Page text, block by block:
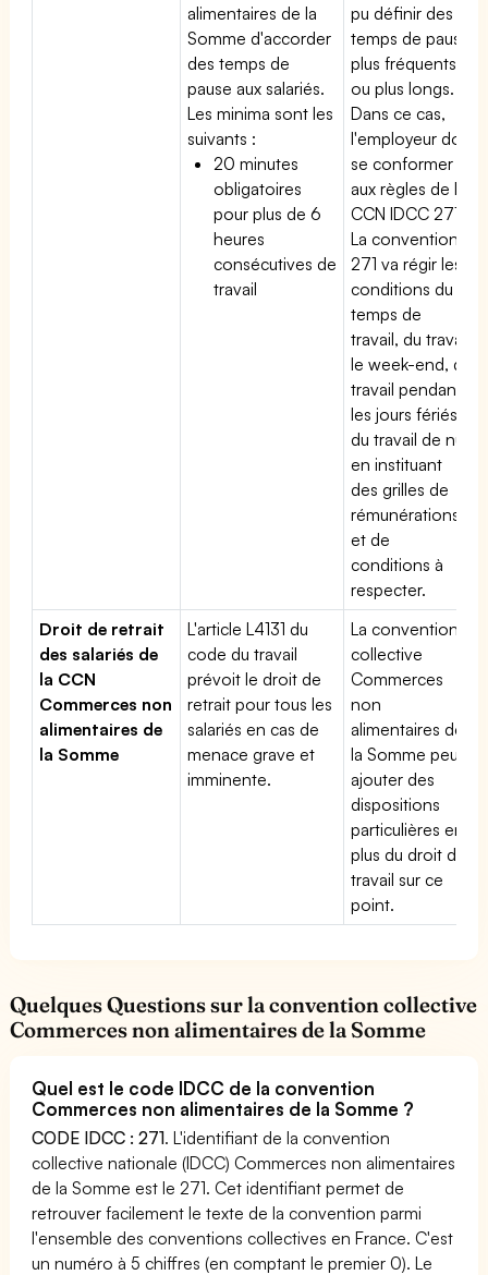
alimentaires de la
Somme d'accorder
des temps de
pause aux salariés.
Les minima sont les
suivants :
20 minutes
obligatoires
pour plus de 6
heures
consécutives de
travail
pu définir des
temps de pause
plus fréquents
ou plus longs.
Dans ce cas,
l'employeur doit
se conformer
aux règles de la
CCN IDCC 271.
La convention
271 va régir les
conditions du
temps de
travail, du travail
le week-end, du
travail pendant
les jours fériés,
du travail de nuit
en instituant
des grilles de
rémunérations
et de
conditions à
respecter.
Droit de retrait
des salariés de
la CCN
Commerces non
alimentaires de
la Somme
L'article L4131 du
code du travail
prévoit le droit de
retrait pour tous les
salariés en cas de
menace grave et
imminente.
La convention
collective
Commerces
non
alimentaires de
la Somme peut
ajouter des
dispositions
particulières en
plus du droit du
travail sur ce
point.
Quelques Questions sur la convention collective
Commerces non alimentaires de la Somme
Quel est le code IDCC de la convention
Commerces non alimentaires de la Somme ?
CODE IDCC : 271. L'identifiant de la convention
collective nationale (IDCC) Commerces non alimentaires
de la Somme est le 271. Cet identifiant permet de
retrouver facilement le texte de la convention parmi
l'ensemble des conventions collectives en France. C'est
un numéro à 5 chiffres (en comptant le premier 0). Le